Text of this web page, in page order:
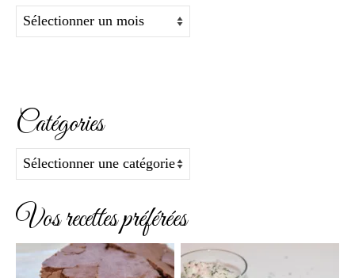
Archives
Catégories
Catégories
Vos recettes préférées